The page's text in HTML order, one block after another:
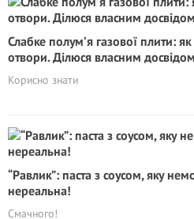
Слабке полум’я газової плити:
отвори. Ділюся власним досвідом
Корисно знати
“Равлик”: паста з соусом, яку
нереальна!
Смачного!